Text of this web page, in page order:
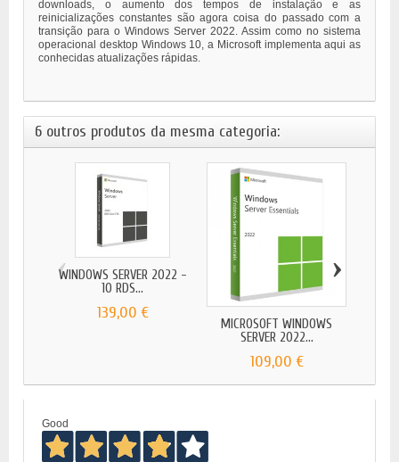
downloads, o aumento dos tempos de instalação e as
reinicializações constantes são agora coisa do passado com a
transição para o Windows Server 2022. Assim como no sistema
operacional desktop Windows 10, a Microsoft implementa aqui as
conhecidas atualizações rápidas.
6 outros produtos da mesma categoria:
WINDOWS SERVER 2022 -
10 RDS...
139,00 €
MICROSOFT WINDOWS
SERVER 2022...
109,00 €
‹ ›
Good